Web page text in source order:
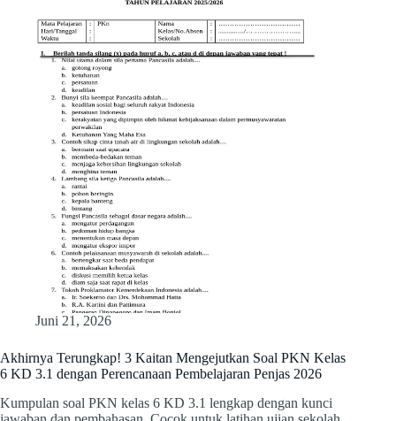
Juni 21, 2026
Akhirnya Terungkap! 3 Kaitan Mengejutkan Soal PKN Kelas
6 KD 3.1 dengan Perencanaan Pembelajaran Penjas 2026
Kumpulan soal PKN kelas 6 KD 3.1 lengkap dengan kunci